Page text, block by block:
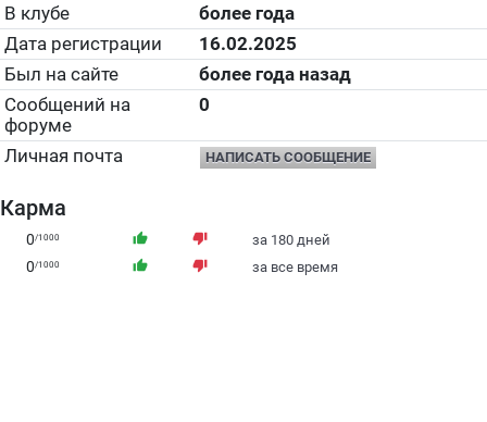
В клубе
более года
Дата регистрации
16.02.2025
Был на сайте
более года назад
Сообщений на
форуме
0
Личная почта НАПИСАТЬ СООБЩЕНИЕ
Карма
0/1000 thumb_up thumb_down за 180 дней
0/1000 thumb_up thumb_down за все время